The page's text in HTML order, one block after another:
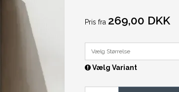
Pris fra 269,00 DKK
Vælg Størrelse
Vælg Variant